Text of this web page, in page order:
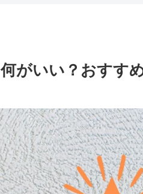
がいい？おすす